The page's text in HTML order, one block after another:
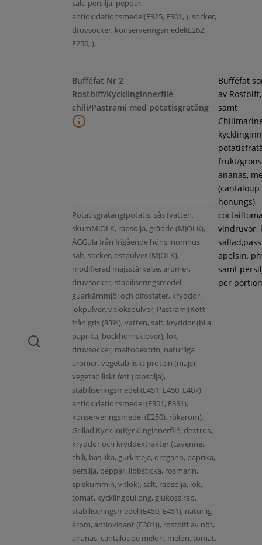
salt, persilja, peppar,
antioxidationsmedel(E325, E301, ), socker,
druvsocker, konserveringsmedel(E262,
E250, ),
Bufféfat Nr 2
Rostbiff/Kycklinginnerfilé
chili/Pastrami med potatisgratäng
Potatisgratäng(potatis, sås (vatten,
skumMJÖLK, rapsolja, grädde (MJÖLK),
ÄGGula från frigående höns inomhus,
salt, socker, ostpulver (MJÖLK),
modifierad majsstärkelse, aromer,
druvsocker, stabiliseringsmedel:
guarkärnmjöl och difosfater, kryddor,
lökpulver, vitlökspulver, Pastrami(Kött
från gris (83%), vatten, salt, kryddor (bl.a.
paprika, bockhornsklöver), lök,
druvsocker, maltodextrin, naturliga
aromer, vegetabiliskt protein (majs),
vegetabiliskt fett (rapsolja),
stabiliseringsmedel (E451, E450, E407),
antioxidationsmedel (E301, E331),
konserveringsmedel (E250), rökarom),
Grillad Kycklin(Kycklinginnerfilé, dextros,
kryddor och kryddextrakter (cayenne,
chili, basilika, gurkmeja, oregano, paprika,
persilja, peppar, libbsticka, rosmarin,
spiskummin, vitlök), salt, rapsolja, lök,
tomat, kycklingbuljong, glukossirap,
stabiliseringsmedel (E450, E451), naturlig
arom, antioxidant (E301)), rostbiff av nöt,
ananas, cantaloupe melon, melon, tomat,
Bufféfat
av
samt
frukt/
ananas,
(cantaloup
honungs),
vindruvor,
apelsin,
samt
per